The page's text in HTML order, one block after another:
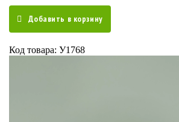
Добавить в корзину
Код товара: У1768